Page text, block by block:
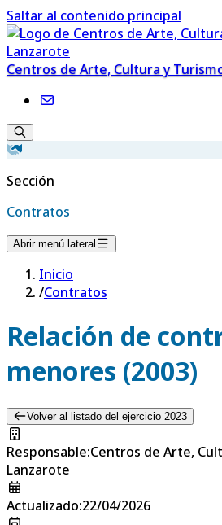
Saltar al contenido principal
Centros de Arte, Cultura y
Sección
Contratos
Abrir menú lateral
Inicio
/Contratos
Relación de
menores (2003)
Volver al listado del ejercicio 2023
Responsable:Centros de Arte,
Lanzarote
Actualizado:22/04/2026